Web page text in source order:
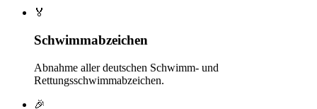
🏅
Schwimmabzeichen
Abnahme aller deutschen Schwimm- und
Rettungsschwimmabzeichen.
🎉